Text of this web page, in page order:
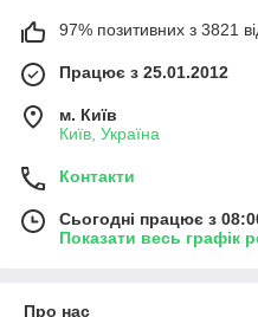
97% позитивних з 3821
Працює з 25.01.2012
м. Київ
Київ, Україна
Контакти
Сьогодні працює з
Показати весь графік
Про нас